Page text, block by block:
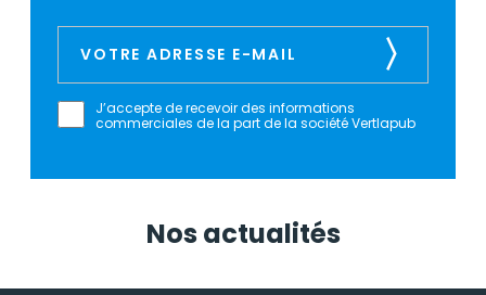
J’accepte de recevoir des informations
commerciales de la part de la société Vertlapub
Nos actualités